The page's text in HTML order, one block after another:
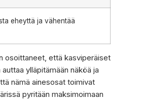
eheyttä ja vähentää
osoittaneet, että kasviperäiset
ylläpitämään näköä ja
nämä ainesosat toimivat
pyritään maksimoimaan